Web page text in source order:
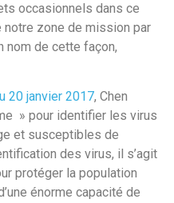
occasionnels dans ce
zone de mission par
nom de cette façon,
20 janvier 2017, Chen
» pour identifier les virus
et susceptibles de
des virus, il s’agit
protéger la population
énorme capacité de